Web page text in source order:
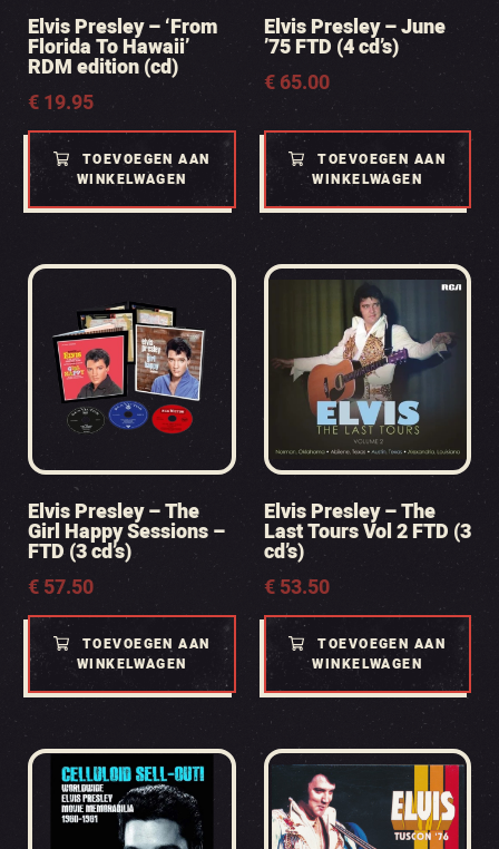
Elvis Presley – ‘From
Florida To Hawaii’
RDM edition (cd)
€19.95
TOEVOEGEN AAN
WINKELWAGEN
Elvis Presley – June
’75 FTD (4 cd’s)
€65.00
TOEVOEGEN AAN
WINKELWAGEN
Elvis Presley – The
Girl Happy Sessions –
FTD (3 cd’s)
€57.50
TOEVOEGEN AAN
WINKELWAGEN
Elvis Presley – The
Last Tours Vol 2 FTD (3
cd’s)
€53.50
TOEVOEGEN AAN
WINKELWAGEN